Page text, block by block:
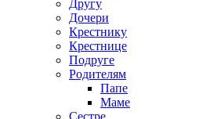
Другу
Дочери
Крестнику
Крестнице
Подруге
Родителям
Папе
Маме
Сестре